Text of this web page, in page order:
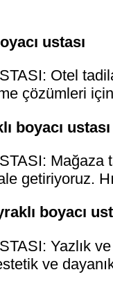
ustası
Otel
çözümleri
boyacı ustası
getiriyoruz.
boyacı
Yazlık
ve